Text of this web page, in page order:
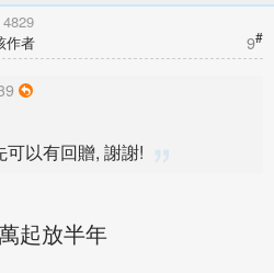
9#
作者
以有回贈, 謝謝!
起放半年